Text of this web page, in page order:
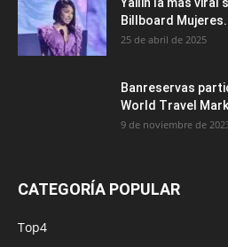
Billboard
25 de abril de 2025
Banreservas
World Travel
9 de noviembre de
CATEGORÍA POPULAR
Top4